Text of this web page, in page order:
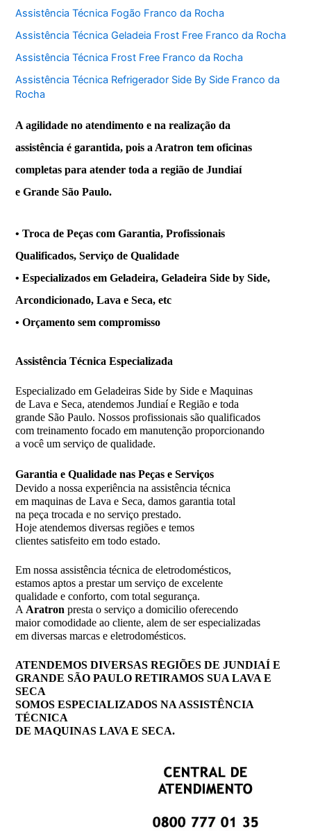
Assistência Técnica Fogão Franco da Rocha
Assistência Técnica Geladeia Frost Free Franco da Rocha
Assistência Técnica Frost Free Franco da Rocha
Assistência Técnica Refrigerador Side By Side Franco da
Rocha
A agilidade no atendimento e na realização da
assistência é garantida, pois a Aratron tem oficinas
completas para atender toda a região de Jundiaí
e Grande São Paulo.
• Troca de Peças com Garantia, Profissionais
Qualificados, Serviço de Qualidade
• Especializados em Geladeira, Geladeira Side by Side,
Arcondicionado, Lava e Seca, etc
• Orçamento sem compromisso
Assistência Técnica Especializada
Especializado em Geladeiras Side by Side e Maquinas
de Lava e Seca, atendemos Jundiaí e Região e toda
grande São Paulo. Nossos profissionais são qualificados
com treinamento focado em manutenção proporcionando
a você um serviço de qualidade.
Garantia e Qualidade nas Peças e Serviços
Devido a nossa experiência na assistência técnica
em maquinas de Lava e Seca, damos garantia total
na peça trocada e no serviço prestado.
Hoje atendemos diversas regiões e temos
clientes satisfeito em todo estado.
Em nossa assistência técnica de eletrodomésticos,
estamos aptos a prestar um serviço de excelente
qualidade e conforto, com total segurança.
A Aratron presta o serviço a domicilio oferecendo
maior comodidade ao cliente, alem de ser especializadas
em diversas marcas e eletrodomésticos.
ATENDEMOS DIVERSAS REGIÕES DE JUNDIAÍ E
GRANDE SÃO PAULO RETIRAMOS SUA LAVA E
SECA
SOMOS ESPECIALIZADOS NA ASSISTÊNCIA
TÉCNICA
DE MAQUINAS LAVA E SECA.